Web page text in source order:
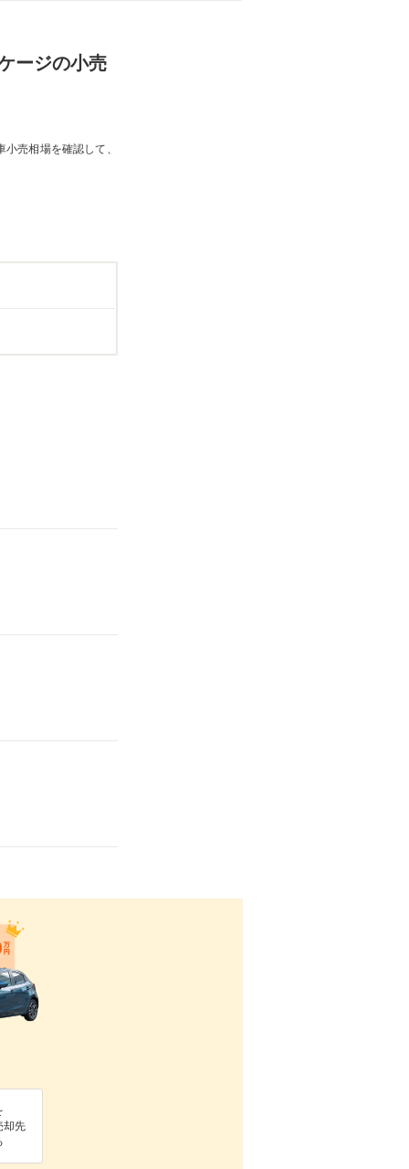
ージの小売
売相場を確認して、
却先